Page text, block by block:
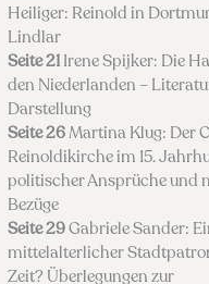
Heiliger: Reinold in
Lindlar
Seite 21Irene Spijker: Die
den Niederlanden –
Darstellung
Seite 26Martina Klug: Der
Reinoldikirche im 15.
politischer Ansprüche und
Bezüge
Seite 29Gabriele Sander:
mittelalterlicher
Zeit? Überlegungen zur